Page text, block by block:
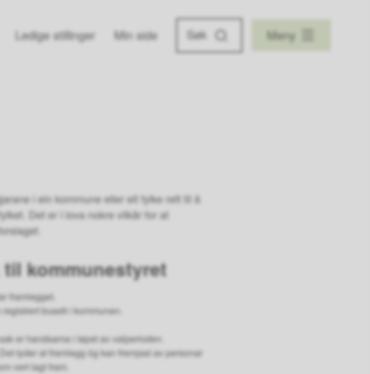
Ledige stillinger Min side Meny
i ein kommune eller eit fylke rett til å
Det er i lova nokre vilkår for at
kommunestyret
framlegget.
busett i kommunen.
er handsama i løpet av valperioden.
tyder at framlegg òg kan fremjast av personar
vert lagt fram.